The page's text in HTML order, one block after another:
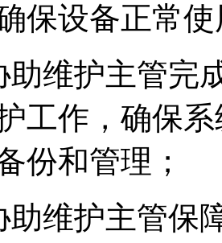
保设备正常
助维护主管完
工作，确保
份和管理；
助维护主管保